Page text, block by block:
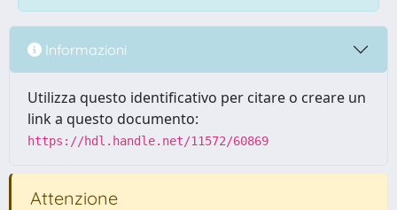
Informazioni
Utilizza questo identificativo per citare o creare un
link a questo documento:
https://hdl.handle.net/11572/60869
Attenzione